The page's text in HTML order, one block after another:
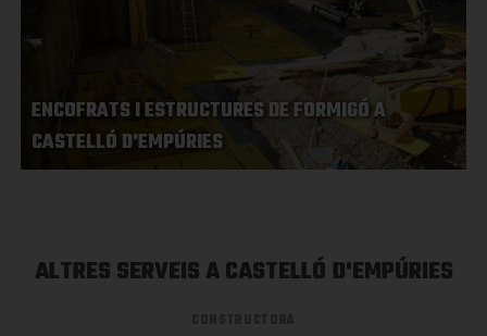
ENCOFRATS I ESTRUCTURES DE FORMIGÓ A
CASTELLÓ D'EMPÚRIES
ALTRES SERVEIS A CASTELLÓ D'EMPÚRIES